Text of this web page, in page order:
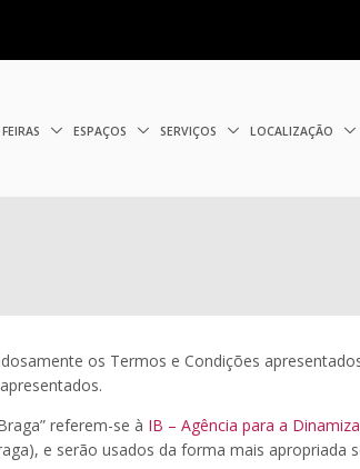
FEIRAS ESPAÇOS SERVIÇOS LOCALIZAÇÃO
os Termos e Condições
referem-se à IB – Agência para a
e serão usados da forma mais apropriada